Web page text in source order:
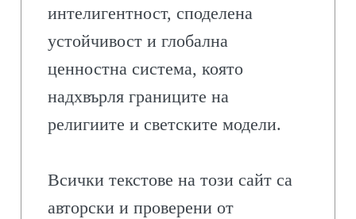
интелигентност, споделена
устойчивост и глобална
ценностна система, която
надхвърля границите на
религиите и светските модели.
Всички текстове на този сайт са
авторски и проверени от